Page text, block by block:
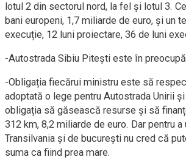
lotul 2 din sectorul nord, la fel și lotul 3.
bani europeni, 1,7 miliarde de euro, și un
execuție, 12 luni proiectare, 36 de luni
-Autostrada Sibiu Pitești este în
-Obligația fiecărui ministru este să
adoptată o lege pentru Autostrada Unirii și
obligația să găsească resurse și să
312 km, 8,2 miliarde de euro. Dar pentru
Transilvania și de bucurești nu cred că
suma ca fiind prea mare.